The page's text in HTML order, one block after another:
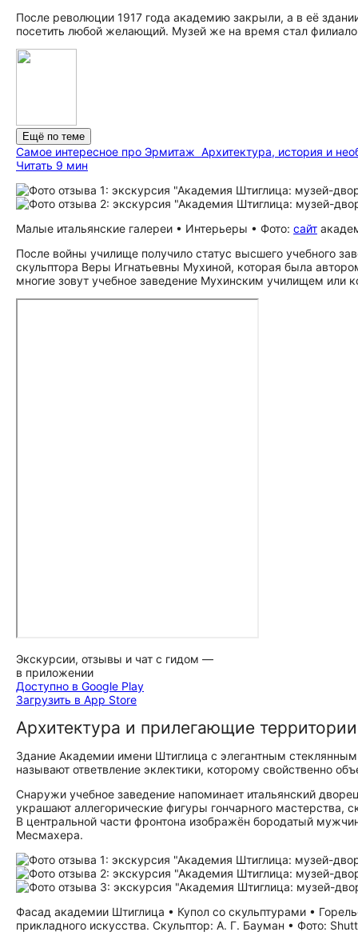
После революции 1917 года академию закрыли, а в её
посетить любой желающий. Музей же на время стал
Ещё по теме
Самое интересное про Эрмитаж Архитектура, история и
Читать 9 мин
Малые итальянские галереи • Интерьеры • Фото: сайт
После войны училище получило статус высшего учебного
скульптора Веры Игнатьевны Мухиной, которая была
многие зовут учебное заведение Мухинским училищем или
Экскурсии, отзывы и чат с гидом —
в приложении
Доступно в Google Play
Загрузить в App Store
Архитектура и прилегающие территории
Здание Академии имени Штиглица с элегантным
называют ответвление эклектики, которому свойственно
Снаружи учебное заведение напоминает итальянский
украшают аллегорические фигуры гончарного мастерства,
В центральной части фронтона изображён бородатый
Месмахера.
Фасад академии Штиглица • Купол со скульптурами •
прикладного искусства. Скульптор: А. Г. Бауман • Фото: